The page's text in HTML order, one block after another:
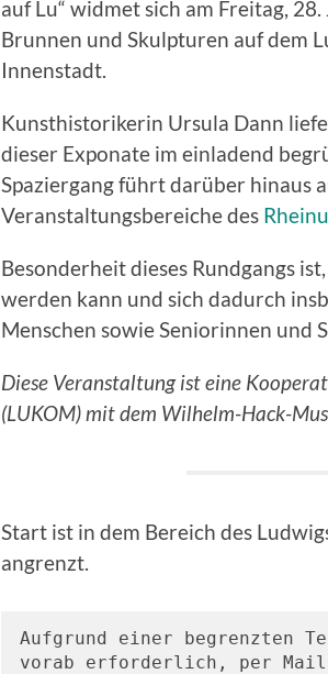
auf Lu“ widmet sich am Freitag,
Brunnen und Skulpturen auf dem
Innenstadt.
Kunsthistorikerin Ursula Dann
dieser Exponate im einladend
Spaziergang führt darüber hinaus
Veranstaltungsbereiche des
Besonderheit dieses Rundgangs
werden kann und sich dadurch
Menschen sowie Seniorinnen und
Diese Veranstaltung ist eine
(LUKOM) mit dem Wilhelm-Hack-
Start ist in dem Bereich des
angrenzt.
Aufgrund einer begrenzten
vorab erforderlich, per